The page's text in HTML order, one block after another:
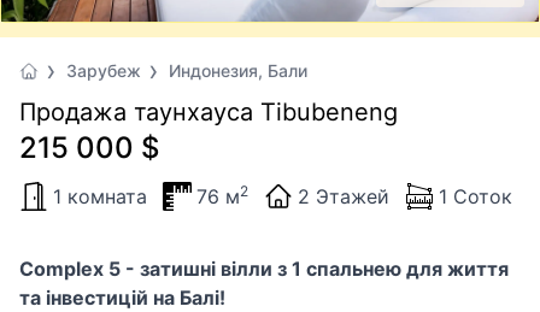
Зарубеж Индонезия, Бали
Продажа таунхауса Tibubeneng
215 000 $
1 комната 76 м2 2 Этажей 1 Соток
Complex 5 - затишні вілли з 1 спальнею для життя
та інвестицій на Балі!